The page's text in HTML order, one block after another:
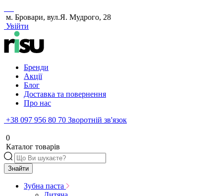
м. Бровари, вул.Я. Мудрого, 28
Увійти
Бренди
Акції
Блог
Доставка та повернення
Про нас
+38 097 956 80 70 Зворотній зв'язок
0
Каталог товарів
Знайти
Зубна паста